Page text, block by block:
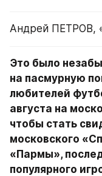
Андрей ПЕТРОВ,
Это было
на пасмурную
любителей
августа на
чтобы стать
московского
«Пармы»,
популярного